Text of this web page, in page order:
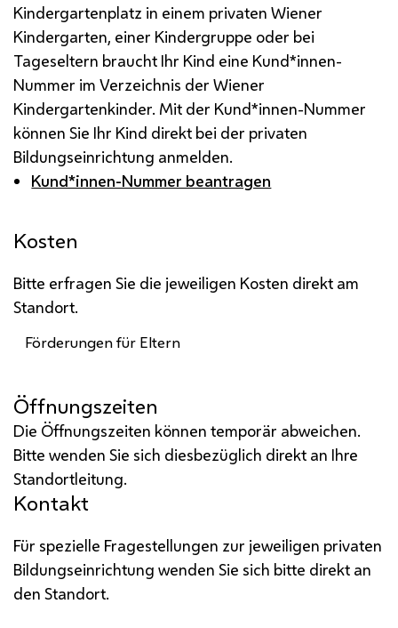
Kindergartenplatz in einem privaten Wiener
Kindergarten, einer Kindergruppe oder bei
Tageseltern braucht Ihr Kind eine Kund*innen-
Nummer im Verzeichnis der Wiener
Kindergartenkinder. Mit der Kund*innen-Nummer
können Sie Ihr Kind direkt bei der privaten
Bildungseinrichtung anmelden.
Kund*innen-Nummer beantragen
Kosten
Bitte erfragen Sie die jeweiligen Kosten direkt am
Standort.
Förderungen für Eltern
Öffnungszeiten
Die Öffnungszeiten können temporär abweichen.
Bitte wenden Sie sich diesbezüglich direkt an Ihre
Standortleitung.
Kontakt
Für spezielle Fragestellungen zur jeweiligen privaten
Bildungseinrichtung wenden Sie sich bitte direkt an
den Standort.